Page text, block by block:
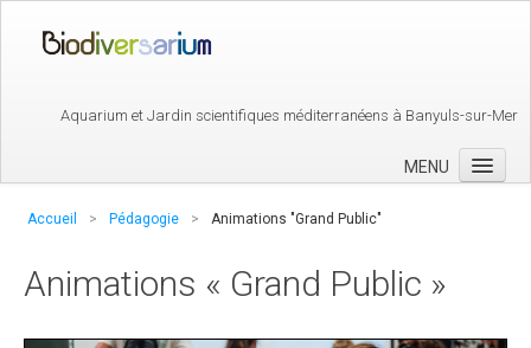
Aquarium et Jardin scientifiques méditerranéens à Banyuls-sur-Mer
MENU
Aquarium
Accueil > Pédagogie > Animations "Grand Public"
Animations « Grand Public »